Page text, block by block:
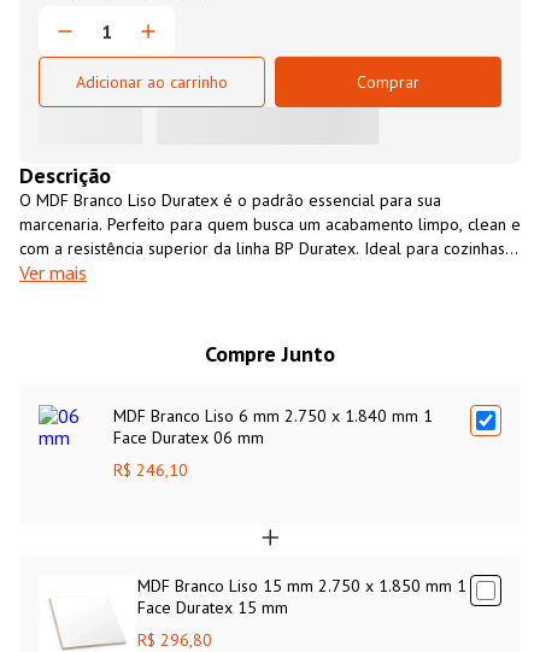
Adicionar ao carrinho Comprar
Descrição
O MDF Branco Liso Duratex é o padrão essencial para sua
marcenaria. Perfeito para quem busca um acabamento limpo, clean e
com a resistência superior da linha BP Duratex. Ideal para cozinhas,
banheiros e interiores de guarda-roupas. Garanta qualidade e
Ver mais
Compre Junto
MDF Branco Liso 6 mm 2.750 x 1.840 mm 1
Face Duratex 06 mm
R$ 246,10
MDF Branco Liso 15 mm 2.750 x 1.850 mm 1
Face Duratex 15 mm
R$ 296,80